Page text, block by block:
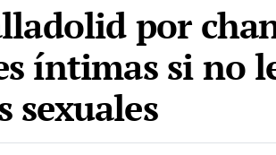
por
íntimas si no
sexuales